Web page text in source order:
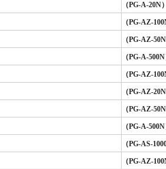
（PG-A-
（PG-AZ-
（PG-AZ-
（PG-A-
（PG-AZ-
（PG-AZ-
（PG-AZ-
（PG-A-
（PG-AS-
（PG-AZ-